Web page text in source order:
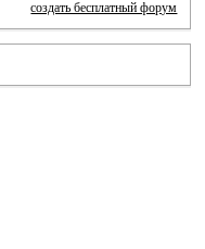
создать бесплатный форум